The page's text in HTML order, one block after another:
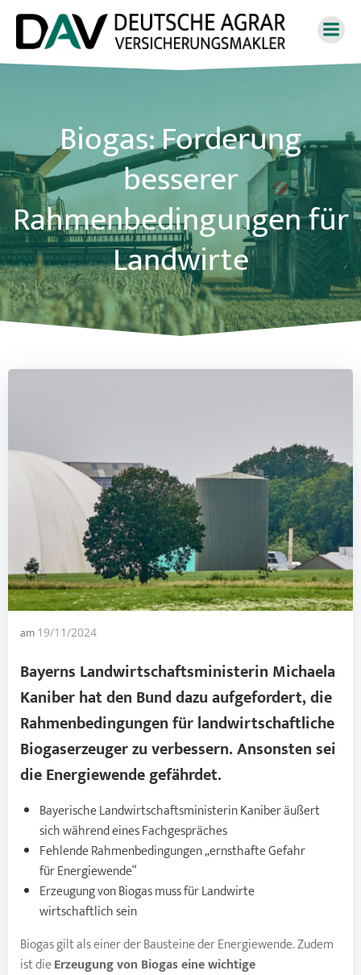
Zum
Inhalt
springen
Biogas: Forderung
besserer
Rahmenbedingungen für
Landwirte
am 19/11/2024
Bayerns Landwirtschaftsministerin Michaela
Kaniber hat den Bund dazu aufgefordert, die
Rahmenbedingungen für landwirtschaftliche
Biogaserzeuger zu verbessern. Ansonsten sei
die Energiewende gefährdet.
Bayerische Landwirtschaftsministerin Kaniber äußert
sich während eines Fachgespräches
Fehlende Rahmenbedingungen „ernsthafte Gefahr
für Energiewende“
Erzeugung von Biogas muss für Landwirte
wirtschaftlich sein
Biogas gilt als einer der Bausteine der Energiewende. Zudem
ist dieErzeugung von Biogas eine wichtige